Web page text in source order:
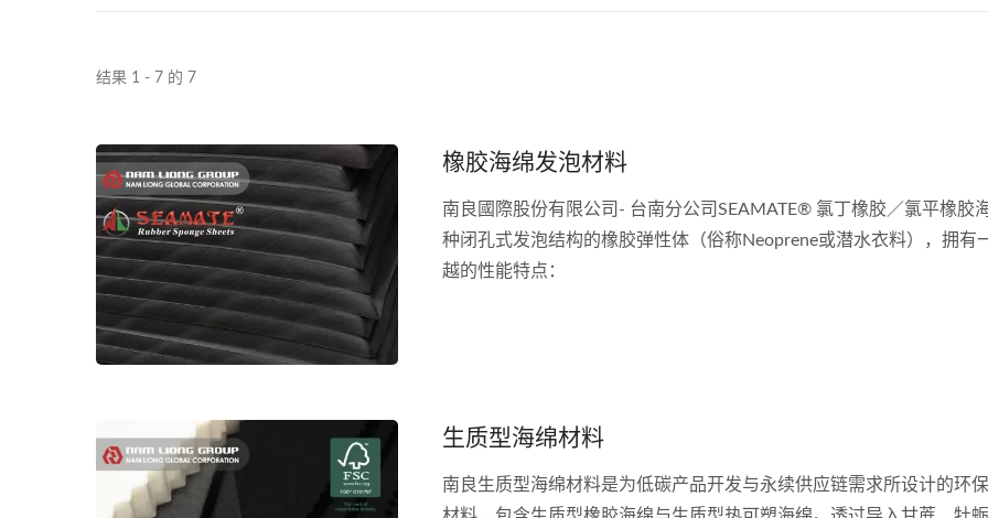
结果 1 - 7 的 7
橡胶海绵发泡材料
南良國際股份有限公司- 台南分公司SEAMATE® 氯丁橡胶／氯平橡胶
种闭孔式发泡结构的橡胶弹性体（俗称Neoprene或潜水衣料），拥有
越的性能特点：
生质型海绵材料
南良生质型海绵材料是为低碳产品开发与永续供应链需求所设计的环